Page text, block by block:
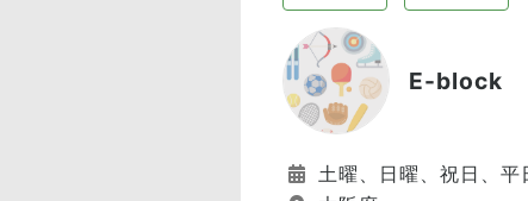
E-block
土曜、日曜、祝日、平